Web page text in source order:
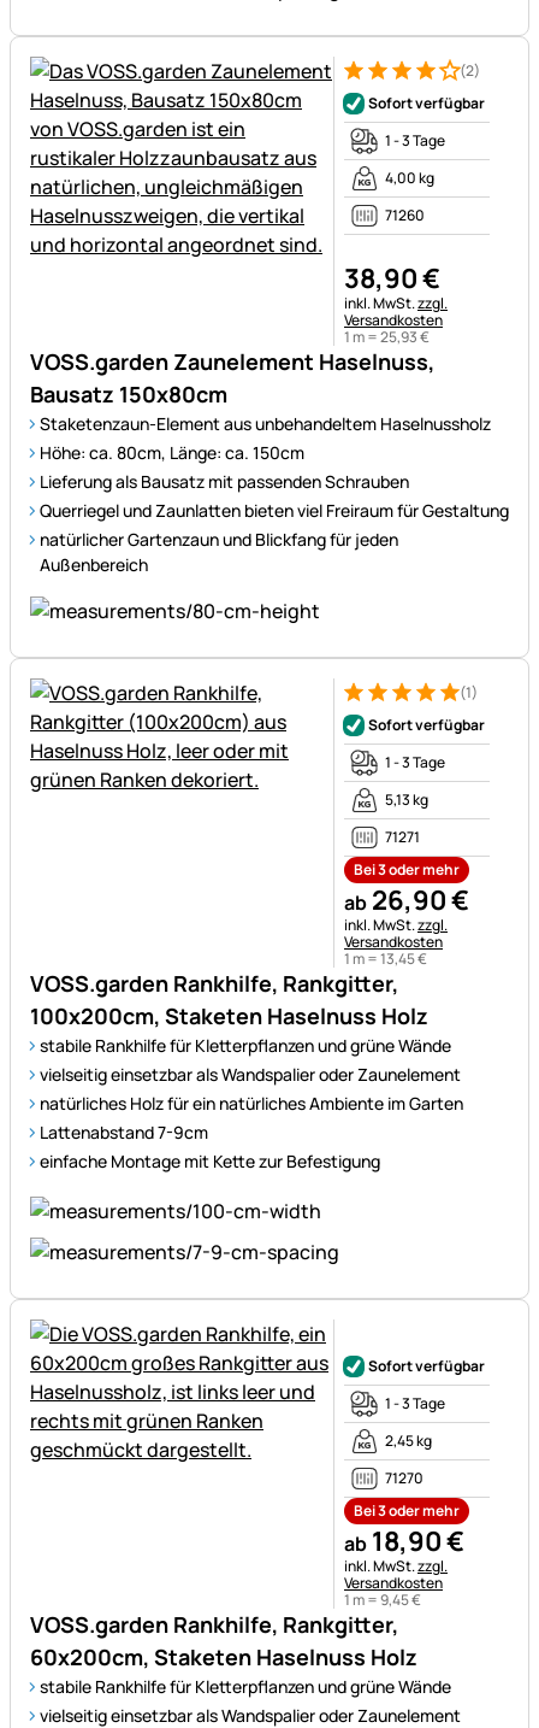
VOSS.garden Zaunelement Haselnuss,
Bausatz 150x80cm
Staketenzaun-Element aus unbehandeltem Haselnussholz
Höhe: ca. 80cm, Länge: ca. 150cm
Lieferung als Bausatz mit passenden Schrauben
Querriegel und Zaunlatten bieten viel Freiraum für Gestaltung
natürlicher Gartenzaun und Blickfang für jeden
Außenbereich
Bewertung: 4 von 5 (2
2 Bewertungen
(2)
Sofort verfügbar
1 - 3 Tage
4,00 kg
71260
38,90€
Steuerhinweis:
inkl. MwSt.zzgl.
Versandkosten
1 m =25,93€
VOSS.garden Rankhilfe, Rankgitter,
100x200cm, Staketen Haselnuss Holz
stabile Rankhilfe für Kletterpflanzen und grüne Wände
vielseitig einsetzbar als Wandspalier oder Zaunelement
natürliches Holz für ein natürliches Ambiente im Garten
Lattenabstand 7-9cm
einfache Montage mit Kette zur Befestigung
Bewertung: 5 von 5 (1
1 Bewertung
(1)
Sofort verfügbar
1 - 3 Tage
5,13 kg
71271
Bei 3 oder mehr
ab 26,90€
Steuerhinweis:
inkl. MwSt.zzgl.
Versandkosten
1 m =13,45€
VOSS.garden Rankhilfe, Rankgitter,
60x200cm, Staketen Haselnuss Holz
stabile Rankhilfe für Kletterpflanzen und grüne Wände
vielseitig einsetzbar als Wandspalier oder Zaunelement
Sofort verfügbar
1 - 3 Tage
2,45 kg
71270
Bei 3 oder mehr
ab 18,90€
Steuerhinweis:
inkl. MwSt.zzgl.
Versandkosten
1 m =9,45€